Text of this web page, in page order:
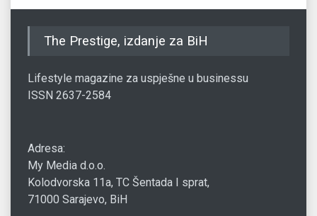
The Prestige, izdanje za BiH
Lifestyle magazine za uspješne u businessu
ISSN 2637-2584
Adresa:
My Media d.o.o.
Kolodvorska 11a, TC Šentada I sprat,
71000 Sarajevo, BiH